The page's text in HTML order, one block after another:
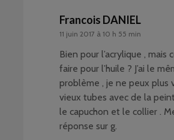
Francois DANIEL
11 juin 2017 à 10 h 55 min
Bien pour l’acrylique , mais
faire pour l’huile ? J’ai le
problème , je ne peux plus
vieux tubes avec de la
le capuchon et le collier .
réponse sur g.